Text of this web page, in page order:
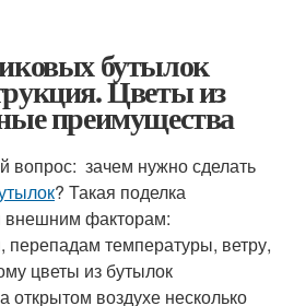
бутылок
Цветы из
преимущества
вопрос: зачем нужно сделать
? Такая поделка
внешним факторам:
температуры, ветру,
цветы из бутылок
открытом воздухе несколько